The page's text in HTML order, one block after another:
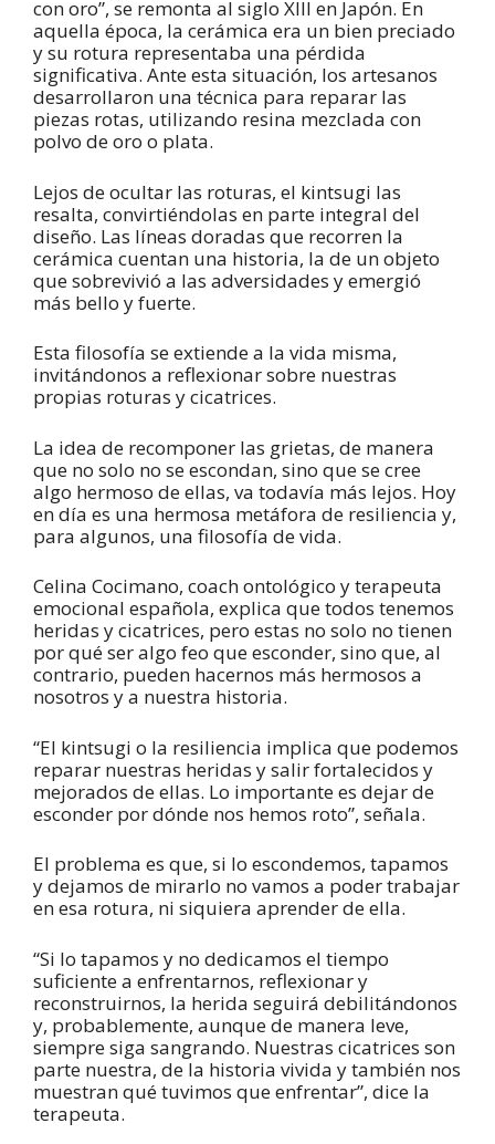
con oro”, se remonta al siglo XIII en Japón. En
aquella época, la cerámica era un bien preciado
y su rotura representaba una pérdida
significativa. Ante esta situación, los artesanos
desarrollaron una técnica para reparar las
piezas rotas, utilizando resina mezclada con
polvo de oro o plata.
Lejos de ocultar las roturas, el kintsugi las
resalta, convirtiéndolas en parte integral del
diseño. Las líneas doradas que recorren la
cerámica cuentan una historia, la de un objeto
que sobrevivió a las adversidades y emergió
más bello y fuerte.
Esta filosofía se extiende a la vida misma,
invitándonos a reflexionar sobre nuestras
propias roturas y cicatrices.
La idea de recomponer las grietas, de manera
que no solo no se escondan, sino que se cree
algo hermoso de ellas, va todavía más lejos. Hoy
en día es una hermosa metáfora de resiliencia y,
para algunos, una filosofía de vida.
Celina Cocimano, coach ontológico y terapeuta
emocional española, explica que todos tenemos
heridas y cicatrices, pero estas no solo no tienen
por qué ser algo feo que esconder, sino que, al
contrario, pueden hacernos más hermosos a
nosotros y a nuestra historia.
“El kintsugi o la resiliencia implica que podemos
reparar nuestras heridas y salir fortalecidos y
mejorados de ellas. Lo importante es dejar de
esconder por dónde nos hemos roto”, señala.
El problema es que, si lo escondemos, tapamos
y dejamos de mirarlo no vamos a poder trabajar
en esa rotura, ni siquiera aprender de ella.
“Si lo tapamos y no dedicamos el tiempo
suficiente a enfrentarnos, reflexionar y
reconstruirnos, la herida seguirá debilitándonos
y, probablemente, aunque de manera leve,
siempre siga sangrando. Nuestras cicatrices son
parte nuestra, de la historia vivida y también nos
muestran qué tuvimos que enfrentar”, dice la
terapeuta.